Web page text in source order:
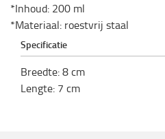
*Inhoud: 200 ml
*Materiaal: roestvrij staal
Specificatie
Breedte:8cm
Lengte: 7 cm